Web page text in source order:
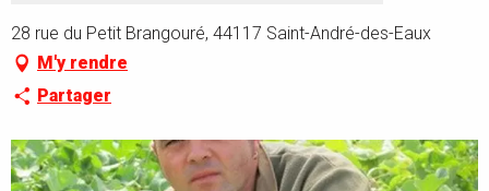
28 rue du Petit Brangouré, 44117 Saint-André-des-Eaux
M'y rendre
Partager